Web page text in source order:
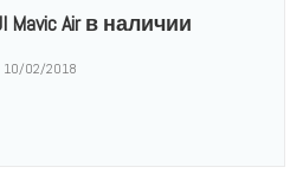
Air в наличии
10/02/2018